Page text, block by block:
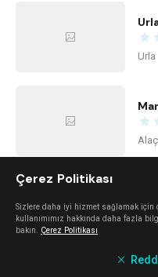
Urla
Çerez Politikası
Sizlere daha iyi hizmet sağlamak için
kullanımımız hakkında daha fazla
bakın. Çerez Politikası